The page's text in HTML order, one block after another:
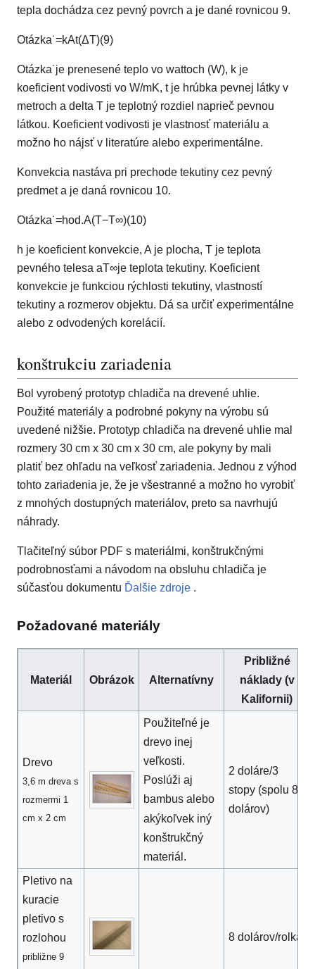
tepla dochádza cez pevný povrch a je dané rovnicou 9.
Otázka˙=kAt(ΔT)(9)
Otázka˙je prenesené teplo vo wattoch (W), k je
koeficient vodivosti vo W/mK, t je hrúbka pevnej látky v
metroch a delta T je teplotný rozdiel naprieč pevnou
látkou. Koeficient vodivosti je vlastnosť materiálu a
možno ho nájsť v literatúre alebo experimentálne.
Konvekcia nastáva pri prechode tekutiny cez pevný
predmet a je daná rovnicou 10.
Otázka˙=hod.A(T−T∞)(10)
h je koeficient konvekcie, A je plocha, T je teplota
pevného telesa aT∞je teplota tekutiny. Koeficient
konvekcie je funkciou rýchlosti tekutiny, vlastností
tekutiny a rozmerov objektu. Dá sa určiť experimentálne
alebo z odvodených korelácií.
konštrukciu zariadenia
Bol vyrobený prototyp chladiča na drevené uhlie.
Použité materiály a podrobné pokyny na výrobu sú
uvedené nižšie. Prototyp chladiča na drevené uhlie mal
rozmery 30 cm x 30 cm x 30 cm, ale pokyny by mali
platiť bez ohľadu na veľkosť zariadenia. Jednou z výhod
tohto zariadenia je, že je všestranné a možno ho vyrobiť
z mnohých dostupných materiálov, preto sa navrhujú
náhrady.
Tlačiteľný súbor PDF s materiálmi, konštrukčnými
podrobnosťami a návodom na obsluhu chladiča je
súčasťou dokumentu Ďalšie zdroje .
Požadované materiály
Materiál Obrázok Alternatívny
Približné
náklady (v
Kalifornii)
Drevo
3,6 m dreva s
rozmermi 1
cm x 2 cm
Použiteľné je
drevo inej
veľkosti.
Poslúži aj
bambus alebo
akýkoľvek iný
konštrukčný
materiál.
2 doláre/3
stopy (spolu 8
dolárov)
Pletivo na
kuracie
pletivo s
rozlohou
približne 9
8 dolárov/rolka